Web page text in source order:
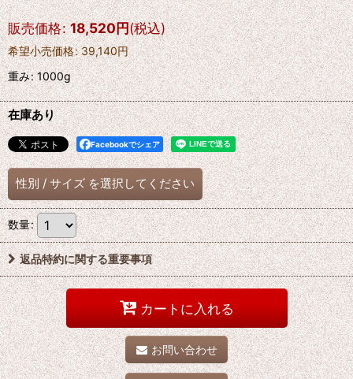
販売価格: 18,520円(税込)
希望小売価格: 39,140円
重み:1000g
在庫あり
Facebookでシェア
性別 / サイズ を選択してください
数量:
返品特約に関する重要事項
カートに入れる
お問い合わせ